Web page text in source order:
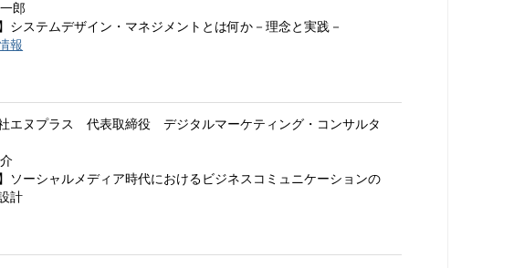
郎
】システムデザイン・マネジメントとは何か－理念と実践－
報
エヌプラス 代表取締役 デジタルマーケティング・コンサルタ
】ソーシャルメディア時代におけるビジネスコミュニケーションの
計